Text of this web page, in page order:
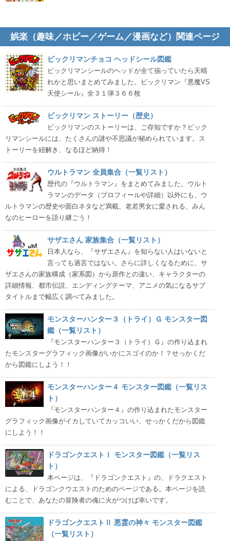
娯楽（趣味／ホビー／ゲーム／漫画など）関連ページ
ビックリマンチョコ ヘッドシール図鑑
ビックリマンシールのヘッドが全て揃っていたら天晴
れかと思いまとめてみました。ビックリマン『悪魔VS
天使シール』全３１弾３６６枚
ビックリマン ストーリー（歴史）
ビックリマンのストーリーは、ご存知ですか？ビック
リマンシールには、たくさんの謎や不思議が秘められています。ス
トーリーを紐解き、なるほど納得！
ウルトラマン 全員集合（一覧リスト）
歴代の『ウルトラマン』をまとめてみました。ウルト
ラマンのデータ（プロフィールや詳細）以外にも、ウ
ルトラマンの歴史や面白ネタなど満載。老若男女に愛される、みん
なのヒーローを語り継ごう！
サザエさん 家族集合（一覧リスト）
日本人なら、『サザエさん』を知らない人はいないと
言っても過言ではない。さらに詳しくなるために、サ
ザエさんの家族構成（家系図）から原作との違い、キャラクターの
詳細情報、都市伝説、エンディングテーマ、アニメの気になるサブ
タイトルまで幅広く調べてみました。
モンスターハンター３（トライ）Ｇ モンスター図
鑑（一覧リスト）
『モンスターハンター３（トライ）Ｇ』の作り込まれ
たモンスターグラフィック画像がいかにスゴイのか！？せっかくだ
から図鑑にしよう！！
モンスターハンター４ モンスター図鑑（一覧リス
ト）
『モンスターハンター４』の作り込まれたモンスター
グラフィック画像がイカしていてカッコいい、せっかくだから図鑑
にしよう！！
ドラゴンクエストⅠ モンスター図鑑（一覧リス
ト）
本ページは、『ドラゴンクエスト』の、ドラクエスト
による、ドラゴンクウエストのためのページである。本ページを読
むことで、あなたの冒険者の魂に火がつけば幸いです。
ドラゴンクエストⅡ 悪霊の神々 モンスター図鑑
（一覧リスト）